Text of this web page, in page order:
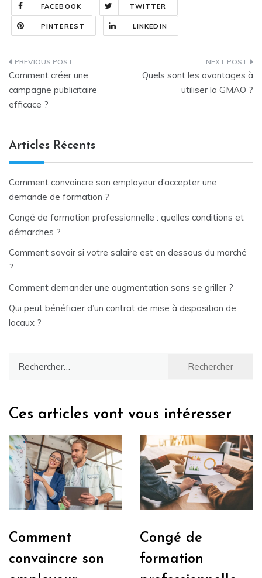
FACEBOOK TWITTER
PINTEREST LINKEDIN
Navigation
de
l’article
Comment créer une
campagne publicitaire
efficace ?
Quels sont les avantages à
utiliser la GMAO ?
Articles Récents
Comment convaincre son employeur d’accepter une
demande de formation ?
Congé de formation professionnelle : quelles conditions et
démarches ?
Comment savoir si votre salaire est en dessous du marché
?
Comment demander une augmentation sans se griller ?
Qui peut bénéficier d’un contrat de mise à disposition de
locaux ?
Ces articles vont vous intéresser
Comment
convaincre son
Congé de
formation